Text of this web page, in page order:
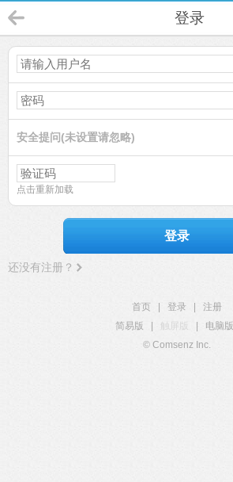
登录
安全提问(未设置请忽略)
点击重新加载
登录
还没有注册？
首页 登录
注册
简易版
触屏版 电脑版
© Comsenz Inc.